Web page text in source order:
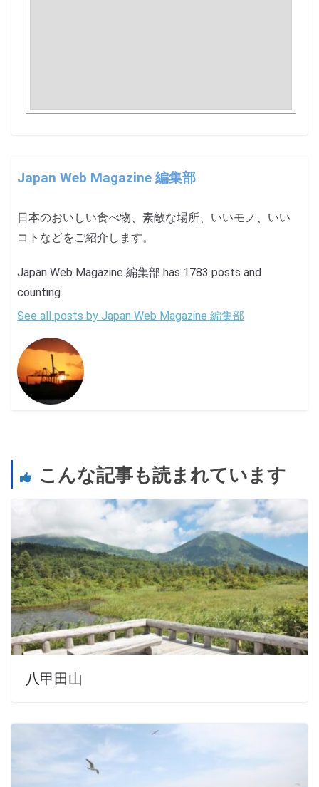
Japan Web Magazine 編集部
日本のおいしい食べ物、素敵な場所、いいモノ、いい
コトなどをご紹介します。
Japan Web Magazine 編集部 has 1783 posts and
counting.
See all posts by Japan Web Magazine 編集部
こんな記事も読まれています
八甲田山